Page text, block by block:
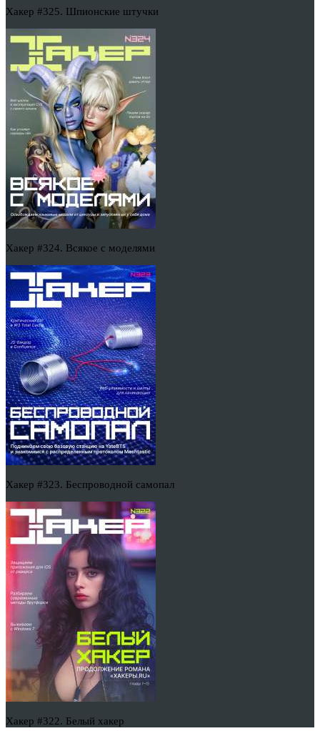
Хакер #325. Шпионские штучки
Хакер #324. Всякое с моделями
Хакер #323. Беспроводной самопал
Хакер #322. Белый хакер